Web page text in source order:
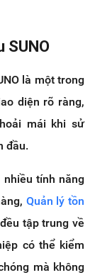
SUNO
là một trong
diện rõ ràng,
mái khi sử
đầu.
nhiều tính năng
Quản lý tồn
tập trung về
có thể kiểm
mà không